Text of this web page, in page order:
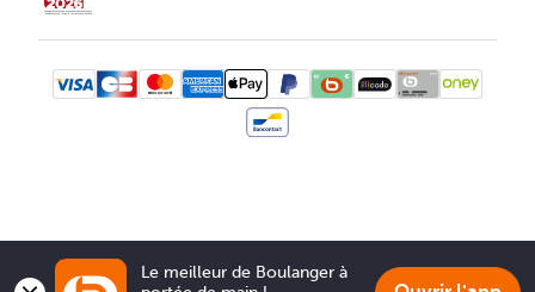
Le meilleur de Boulanger à